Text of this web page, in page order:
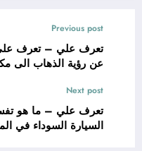
Previous post
عن رؤية الذهاب الى
Next post
تعرف علي – ما هو
السيارة السوداء في